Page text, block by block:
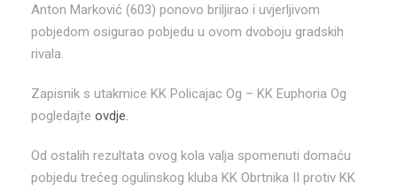
Anton Marković (603) ponovo briljirao i uvjerljivom
pobjedom osigurao pobjedu u ovom dvoboju gradskih
rivala.
Zapisnik s utakmice KK Policajac Og – KK Euphoria Og
pogledajte ovdje.
Od ostalih rezultata ovog kola valja spomenuti domaću
pobjedu trećeg ogulinskog kluba KK Obrtnika II protiv KK